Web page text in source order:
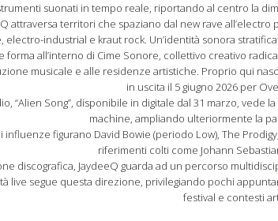
suonati in tempo reale, riportando al centro la
attraversa territori che spaziano dal new rave all’electro
electro-industrial e kraut rock. Un’identità sonora
forma all’interno di Cime Sonore, collettivo creativo
musicale e alle residenze artistiche. Proprio qui
in uscita il 5 giugno 2026 per
“Alien Song”, disponibile in digitale dal 31 marzo,
machine, ampliando ulteriormente la
influenze figurano David Bowie (periodo Low), The
riferimenti colti come Johann
discografica, JaydeeQ guarda ad un percorso
live segue questa direzione, privilegiando pochi
festival e contesti